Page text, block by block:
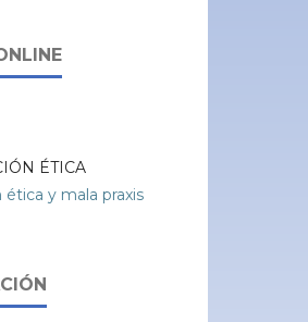
ÉTICA
ética y mala praxis